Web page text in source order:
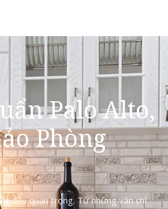
Palo Alto,
Phòng
đều quan trọng. Từ những vân chỉ